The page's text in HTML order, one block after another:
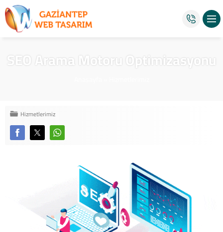
SEO Arama Motoru Optimizasyonu
Hizmetlerimiz